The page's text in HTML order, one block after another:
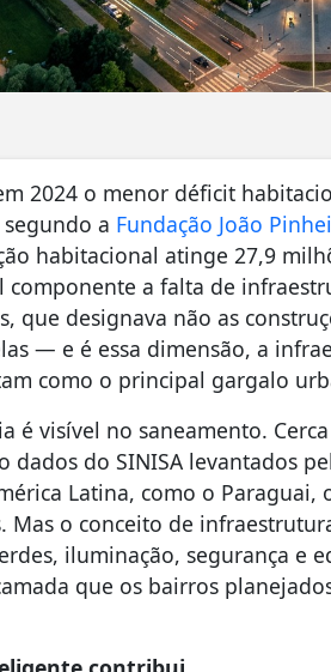
2024 o menor déficit
a Fundação João
habitacional atinge 27,9
a falta de
que designava não as
— e é essa dimensão, a
como o principal gargalo
é visível no saneamento.
dados do SINISA levantados
Latina, como o
Mas o conceito de
iluminação, segurança e
que os bairros